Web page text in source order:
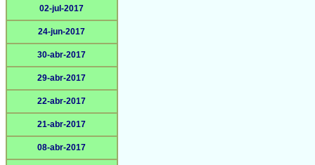
02-jul-2017
24-jun-2017
30-abr-2017
29-abr-2017
22-abr-2017
21-abr-2017
08-abr-2017